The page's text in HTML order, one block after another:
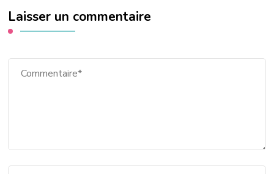
Laisser un commentaire